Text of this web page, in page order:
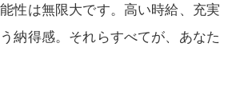
性は無限大です。高い時給、充実
納得感。それらすべてが、あなた